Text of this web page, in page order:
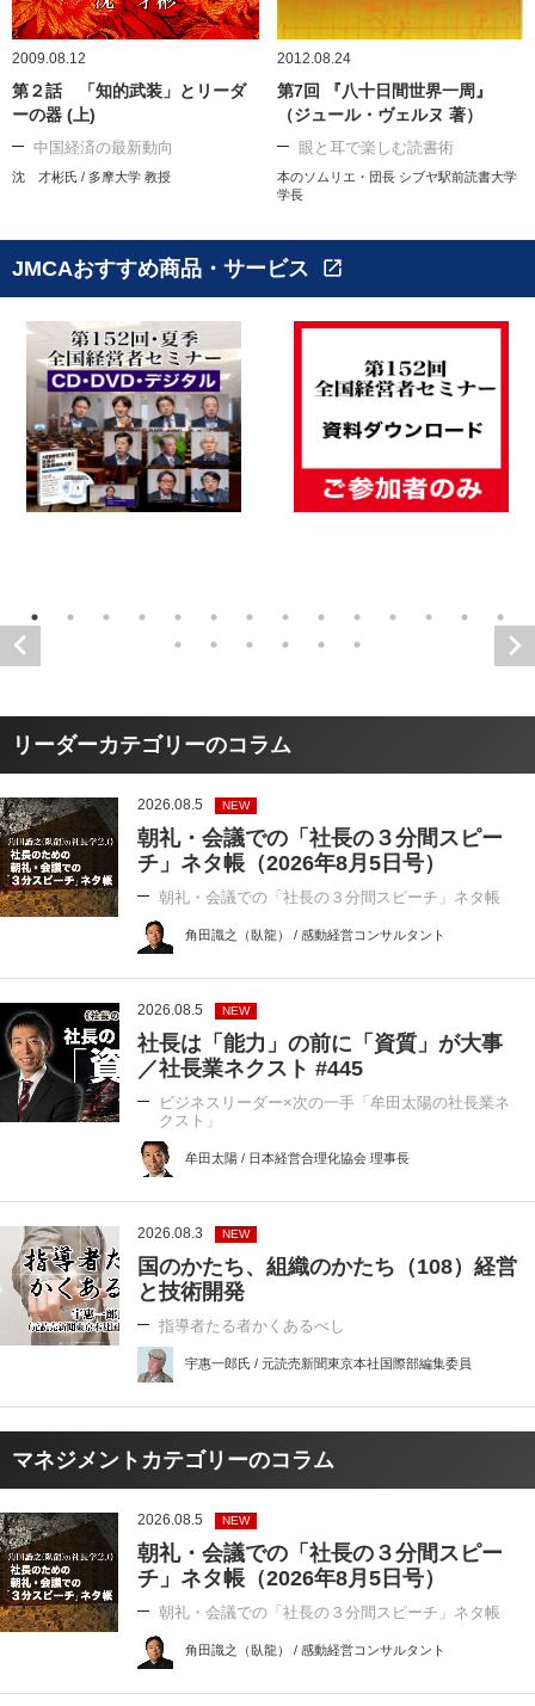
2009.08.12
第２話 「知的武装」とリーダ
ーの器 (上)
中国経済の最新動向
沈 才彬氏 / 多摩大学 教授
2012.08.24
第7回 『八十日間世界一周』
（ジュール・ヴェルヌ 著）
眼と耳で楽しむ読書術
本のソムリエ・団長 シブヤ駅前読書大学
学長
JMCAおすすめ商品・サービス open_in_new
リーダーカテゴリーのコラム
2026.08.5 NEW
朝礼・会議での「社長の３分間スピー
チ」ネタ帳（2026年8月5日号）
朝礼・会議での「社長の３分間スピーチ」ネタ帳
角田識之（臥龍） / 感動経営コンサルタント
2026.08.5 NEW
社長は「能力」の前に「資質」が大事
／社長業ネクスト #445
ビジネスリーダー×次の一手「牟田太陽の社長業ネ
クスト」
牟田太陽 / 日本経営合理化協会 理事長
2026.08.3 NEW
国のかたち、組織のかたち（108）経営
と技術開発
指導者たる者かくあるべし
宇惠一郎氏 / 元読売新聞東京本社国際部編集委員
マネジメントカテゴリーのコラム
2026.08.5 NEW
朝礼・会議での「社長の３分間スピー
チ」ネタ帳（2026年8月5日号）
朝礼・会議での「社長の３分間スピーチ」ネタ帳
角田識之（臥龍） / 感動経営コンサルタント